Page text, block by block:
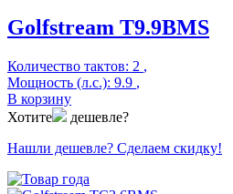
Golfstream Т9.9ВМS
Количество тактов: 2 ,
Мощность (л.с.): 9.9 ,
В корзину
Хотите
дешевле?
Нашли дешевле? Сделаем скидку!